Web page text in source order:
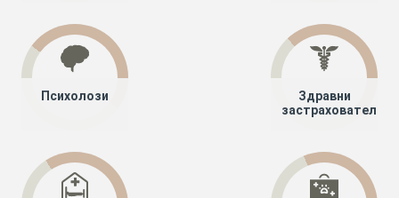
Психолози
Здравни
застрахователи